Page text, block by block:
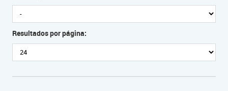
Resultados por página: